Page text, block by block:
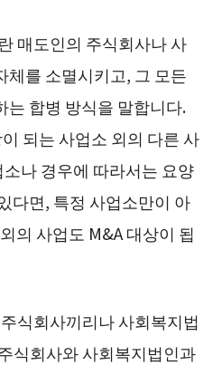
매도인의 주식회사나 사
체를 소멸시키고, 그 모든
는 합병 방식을 말합니다.
되는 사업소 외의 다른 사
나 경우에 따라서는 요양
다면, 특정 사업소만이 아
의 사업도 M&A 대상이 됩
식회사끼리나 사회복지법
식회사와 사회복지법인과